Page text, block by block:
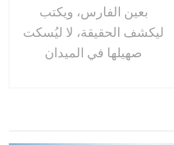
بعين الفارس، ويكتب
ليكشف الحقيقة، لا ليُسكت
صهيلها في الميدان